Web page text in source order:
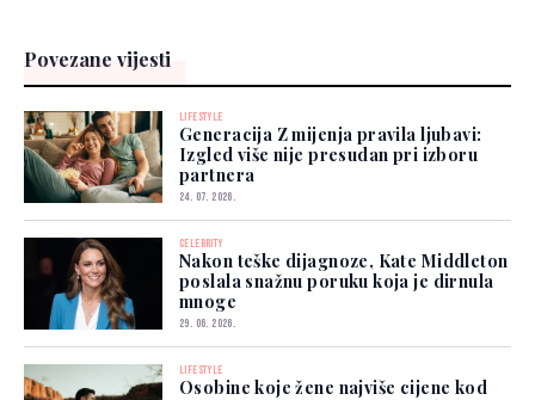
Povezane vijesti
LIFESTYLE
Generacija Z mijenja pravila ljubavi:
Izgled više nije presudan pri izboru
partnera
24. 07. 2026.
CELEBRITY
Nakon teške dijagnoze, Kate Middleton
poslala snažnu poruku koja je dirnula
mnoge
29. 06. 2026.
LIFESTYLE
Osobine koje žene najviše cijene kod